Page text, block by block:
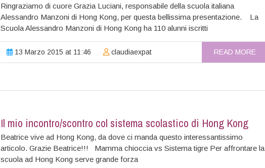
Ringraziamo di cuore Grazia Luciani, responsabile della scuola italiana
Alessandro Manzoni di Hong Kong, per questa bellissima presentazione. La
Scuola Alessandro Manzoni di Hong Kong ha 110 alunni iscritti
13 Marzo 2015 at 11:46 claudiaexpat READ MORE
Il mio incontro/scontro col sistema scolastico di Hong Kong
Beatrice vive ad Hong Kong, da dove ci manda questo interessantissimo
articolo. Grazie Beatrice!!! Mamma chioccia vs Sistema tigre Per affrontare la
scuola ad Hong Kong serve grande forza